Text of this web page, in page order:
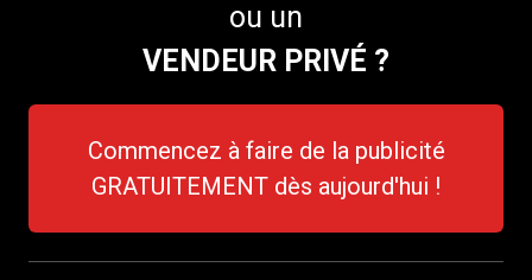
ou un
VENDEUR PRIVÉ ?
Commencez à faire de la publicité
GRATUITEMENT dès aujourd'hui !